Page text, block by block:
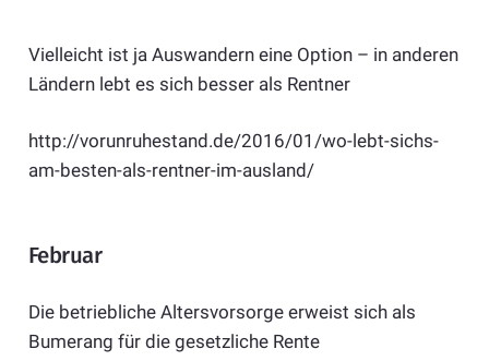
Vielleicht ist ja Auswandern eine Option – in anderen
Ländern lebt es sich besser als Rentner
http://vorunruhestand.de/2016/01/wo-lebt-sichs-
am-besten-als-rentner-im-ausland/
Februar
Die betriebliche Altersvorsorge erweist sich als
Bumerang für die gesetzliche Rente